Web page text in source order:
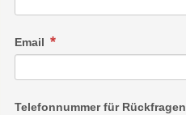
Email
Telefonnummer für Rückfragen